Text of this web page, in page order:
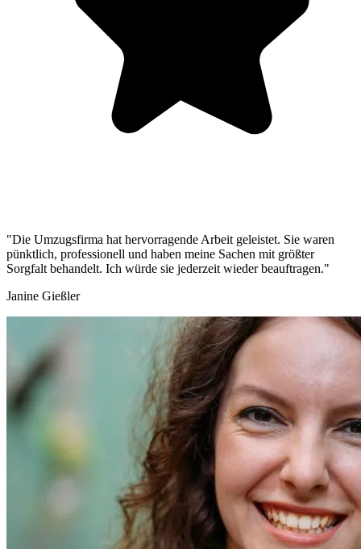
"Die Umzugsfirma hat hervorragende Arbeit geleistet. Sie waren
pünktlich, professionell und haben meine Sachen mit größter
Sorgfalt behandelt. Ich würde sie jederzeit wieder beauftragen."
Janine Gießler